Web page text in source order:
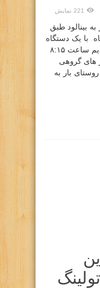
221 نمایش
بینالود طبق
باشگاه پنج شنبه ۱۸ دی ماه با یک دستگاه
خودرو سواری به منطقه بار حرکت کردیم ساعت ۸:۱۵
های گروهی
بار به